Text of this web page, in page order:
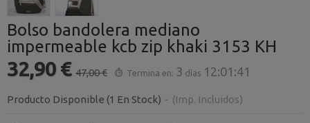
Bolso bandolera mediano
impermeable kcb zip khaki 3153 KH
32,90 € 47,00 € Termina en: 3 días 12:01:41
Producto Disponible (1 En Stock) - (Imp. Incluidos)